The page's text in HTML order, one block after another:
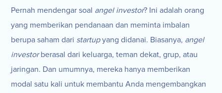
Pernah mendengar soal angel investor? Ini adalah orang
yang memberikan pendanaan dan meminta imbalan
berupa saham dari startupyang didanai. Biasanya, angel
investorberasal dari keluarga, teman dekat, grup, atau
jaringan. Dan umumnya, mereka hanya memberikan
modal satu kali untuk membantu Anda mengembangkan